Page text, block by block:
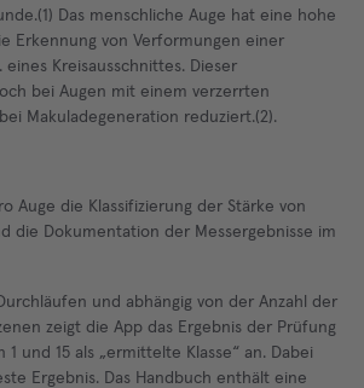
Das menschliche Auge hat eine hohe
Erkennung von Verformungen einer
eines Kreisausschnittes. Dieser
bei Augen mit einem verzerrten
Makuladegeneration reduziert.(2).
Auge die Klassifizierung der Stärke von
die Dokumentation der Messergebnisse im
und abhängig von der Anzahl der
zeigt die App das Ergebnis der Prüfung
1 und 15 als „ermittelte Klasse“ an. Dabei
Ergebnis. Das Handbuch enthält eine